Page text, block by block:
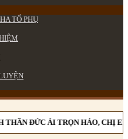
TỔ PHỤ
THẦN ĐỨC ÁI TRỌN HẢO, CHỊ